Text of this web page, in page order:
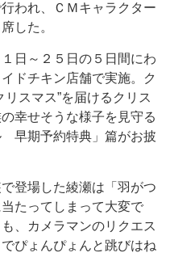
われ、ＣＭキャラクター
した。
日～２５日の５日間にわ
ドチキン店舗で実施。ク
スマス”を届けるクリス
幸せそうな様子を見守る
早期予約特典」篇がお披
登場した綾瀬は「羽がつ
たってしまって大変で
、カメラマンのリクエス
ぴょんぴょんと跳びはね